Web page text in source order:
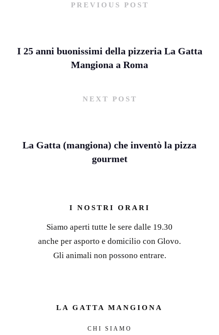
PREVIOUS POST
I 25 anni buonissimi della pizzeria La Gatta
Mangiona a Roma
NEXT POST
La Gatta (mangiona) che inventò la pizza
gourmet
I NOSTRI ORARI
Siamo aperti tutte le sere dalle 19.30
anche per asporto e domicilio con Glovo.
Gli animali non possono entrare.
LA GATTA MANGIONA
CHI SIAMO